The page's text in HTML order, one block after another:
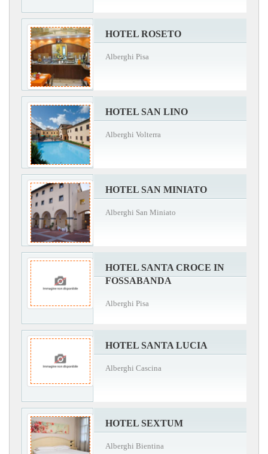
HOTEL ROSETO
Alberghi Pisa
HOTEL SAN LINO
Alberghi Volterra
HOTEL SAN MINIATO
Alberghi San Miniato
HOTEL SANTA CROCE IN
FOSSABANDA
Alberghi Pisa
HOTEL SANTA LUCIA
Alberghi Cascina
HOTEL SEXTUM
Alberghi Bientina